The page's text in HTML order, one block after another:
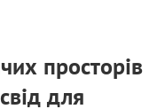
просторів
для